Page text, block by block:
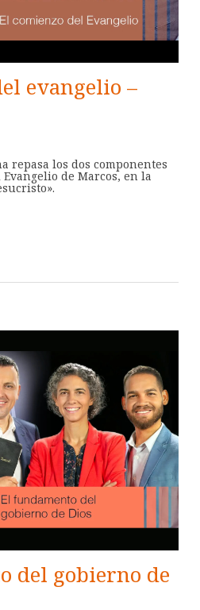
evangelio –
repasa los dos componentes
de Marcos, en la
del gobierno de